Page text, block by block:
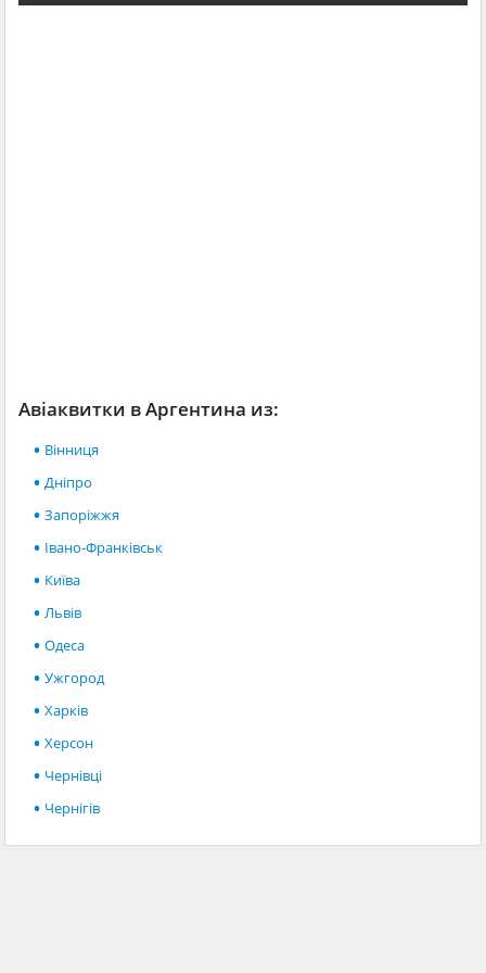
Авіаквитки в Аргентина из:
Вінниця
Дніпро
Запоріжжя
Івано-Франківськ
Київа
Львів
Одеса
Ужгород
Харків
Херсон
Чернівці
Чернігів